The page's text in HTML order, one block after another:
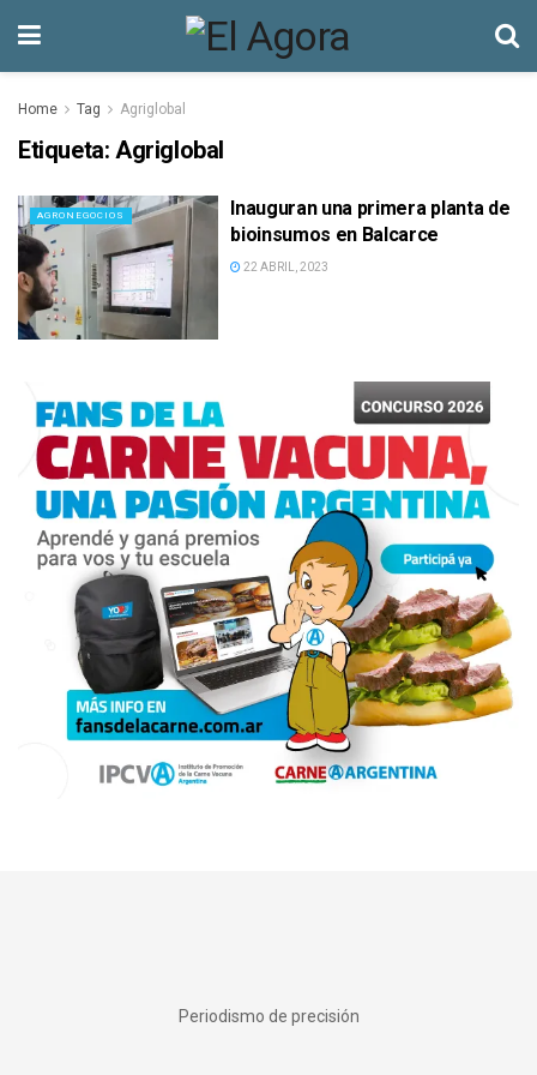
Home Tag Agriglobal
Etiqueta: Agriglobal
AGRONEGOCIOS
Inauguran una primera planta de
bioinsumos en Balcarce
22 ABRIL, 2023
Periodismo de precisión